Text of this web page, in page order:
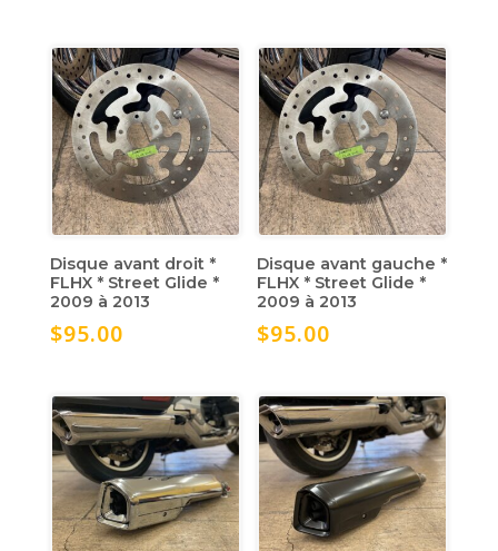
Disque avant droit *
FLHX * Street Glide *
2009 à 2013
$95.00
Disque avant gauche *
FLHX * Street Glide *
2009 à 2013
$95.00